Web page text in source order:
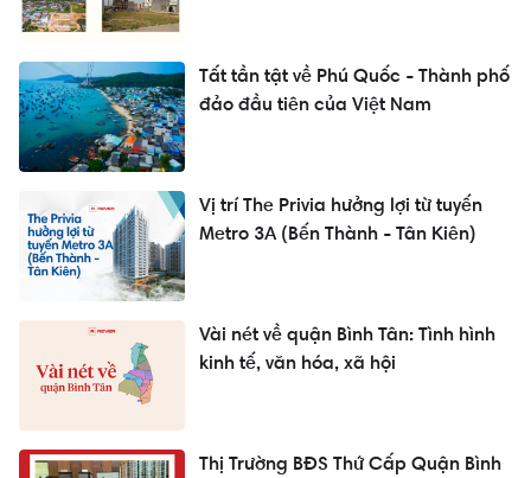
Tất tần tật về Phú Quốc - Thành phố
đảo đầu tiên của Việt Nam
Vị trí The Privia hưởng lợi từ tuyến
Metro 3A (Bến Thành - Tân Kiên)
Vài nét về quận Bình Tân: Tình hình
kinh tế, văn hóa, xã hội
Thị Trường BĐS Thứ Cấp Quận Bình